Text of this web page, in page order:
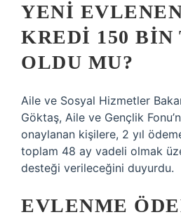
YENI
KREDI 150
OLDU MU?
Aile ve Sosyal Hizmetler
Göktaş, Aile ve Gençlik
onaylanan kişilere, 2 yıl
toplam 48 ay vadeli olmak
desteği verileceğini duyurdu.
EVLENME